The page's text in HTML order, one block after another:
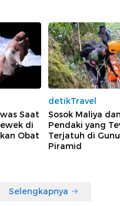
Saat
di
Obat
detikTravel
Sosok Maliya
Pendaki yang
Terjatuh di
Piramid
Selengkapnya